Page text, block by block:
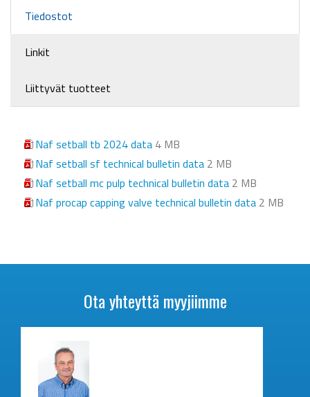
Tiedostot
Linkit
Liittyvät tuotteet
Naf setball tb 2024 data 4 MB
Naf setball sf technical bulletin data 2 MB
Naf setball mc pulp technical bulletin data 2 MB
Naf procap capping valve technical bulletin data 2 MB
Ota yhteyttä myyjiimme